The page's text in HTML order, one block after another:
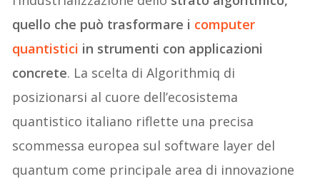
quello che può trasformare i computer
quantistici in strumenti con applicazioni
concrete. La scelta di Algorithmiq di
posizionarsi al cuore dell’ecosistema
quantistico italiano riflette una precisa
scommessa europea sul software layer del
quantum come principale area di innovazione